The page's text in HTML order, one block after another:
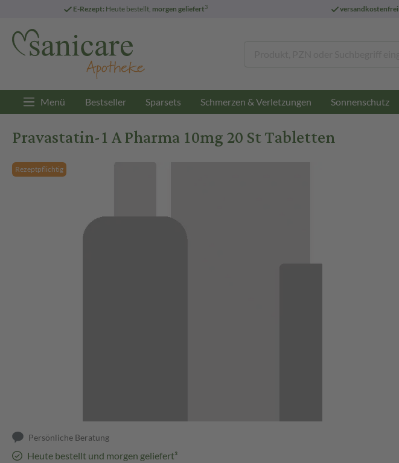
E-Rezept: Heute bestellt, morgen geliefert3 versandkostenfrei
Menü Bestseller Sparsets Schmerzen & Verletzungen Sonnenschutz
Pravastatin-1 A Pharma 10mg 20 St Tabletten
Rezeptpflichtig
Persönliche Beratung
Heute bestellt und morgen geliefert³